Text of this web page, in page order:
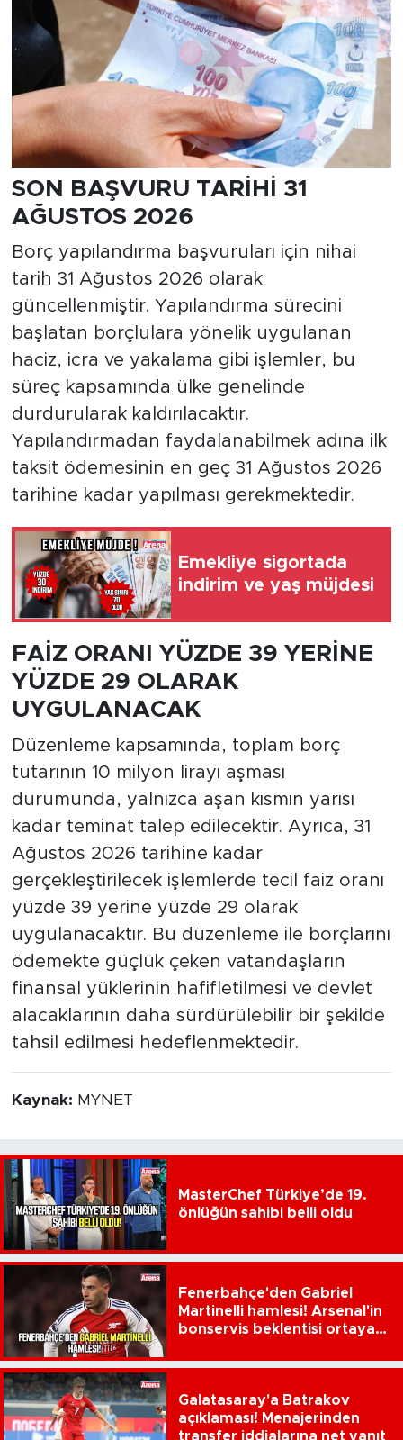
SON BAŞVURU TARİHİ 31
AĞUSTOS 2026
Borç yapılandırma başvuruları için nihai
tarih 31 Ağustos 2026 olarak
güncellenmiştir. Yapılandırma sürecini
başlatan borçlulara yönelik uygulanan
haciz, icra ve yakalama gibi işlemler, bu
süreç kapsamında ülke genelinde
durdurularak kaldırılacaktır.
Yapılandırmadan faydalanabilmek adına ilk
taksit ödemesinin en geç 31 Ağustos 2026
tarihine kadar yapılması gerekmektedir.
Emekliye sigortada
indirim ve yaş müjdesi
FAİZ ORANI YÜZDE 39 YERİNE
YÜZDE 29 OLARAK
UYGULANACAK
Düzenleme kapsamında, toplam borç
tutarının 10 milyon lirayı aşması
durumunda, yalnızca aşan kısmın yarısı
kadar teminat talep edilecektir. Ayrıca, 31
Ağustos 2026 tarihine kadar
gerçekleştirilecek işlemlerde tecil faiz oranı
yüzde 39 yerine yüzde 29 olarak
uygulanacaktır. Bu düzenleme ile borçlarını
ödemekte güçlük çeken vatandaşların
finansal yüklerinin hafifletilmesi ve devlet
alacaklarının daha sürdürülebilir bir şekilde
tahsil edilmesi hedeflenmektedir.
Kaynak: MYNET
MasterChef Türkiye’de 19.
önlüğün sahibi belli oldu
Fenerbahçe'den Gabriel
Martinelli hamlesi! Arsenal'in
bonservis beklentisi ortaya
Galatasaray'a Batrakov
açıklaması! Menajerinden
transfer iddialarına net yanıt